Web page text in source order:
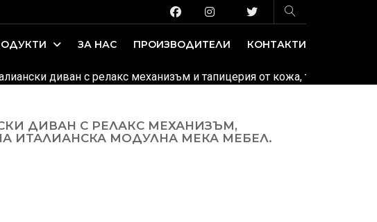
ЗА НАС ПРОИЗВОДИТЕЛИ КОНТАКТИ
диван с релакс механизъм и тапицерия от кожа, текстил или
ДИВАН С РЕЛАКС МЕХАНИЗЪМ,
ИТАЛИАНСКА МОДУЛНА МЕКА МЕБЕЛ.